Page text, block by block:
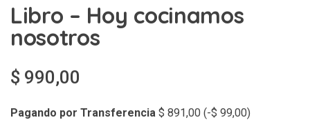
Libro – Hoy cocinamos
nosotros
$ 990,00
Pagando por Transferencia $ 891,00 (-$ 99,00)